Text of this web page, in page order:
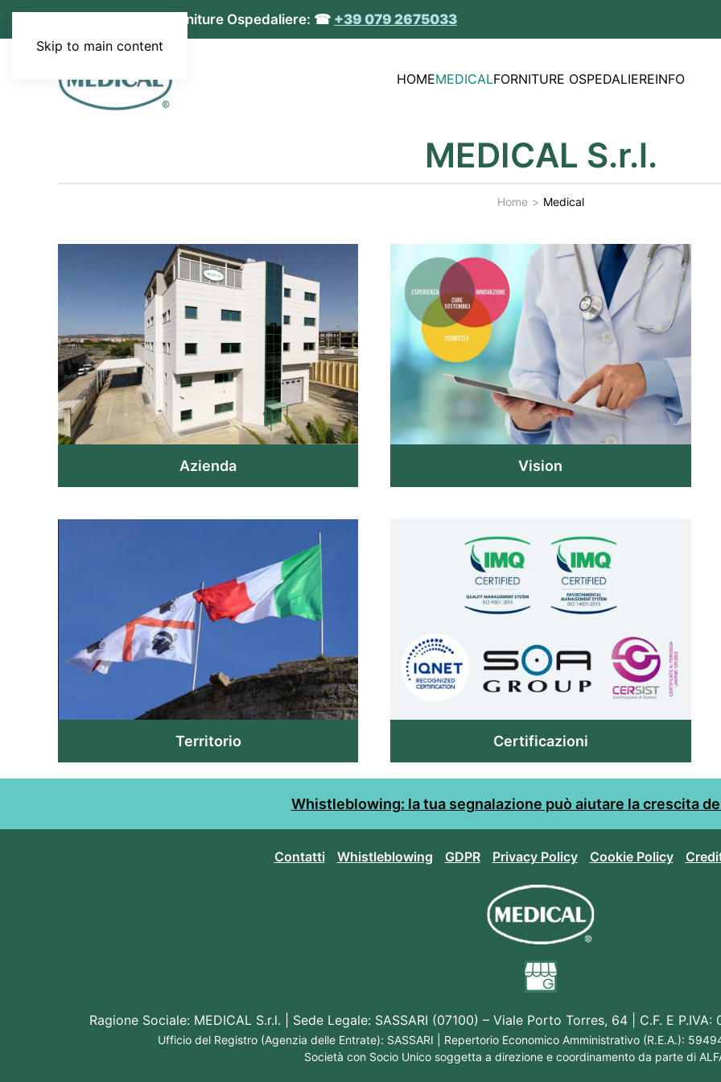
Skip to main content
MEDICAL S.r.l. - Forniture Ospedaliere: ☎ +39 079 2675033
HOMEMEDICALFORNITURE OSPEDALIEREINFO
MEDICAL S.r.l.
Home Medical
Azienda Vision
Territorio Certificazioni
Whistleblowing: la tua segnalazione può aiutare la crescita
Contatti Whistleblowing GDPR Privacy Policy Cookie Policy
Ragione Sociale: MEDICAL S.r.l. | Sede Legale: SASSARI (07100) – Viale Porto Torres, 64 | C.F. E
Ufficio del Registro (Agenzia delle Entrate): SASSARI | Repertorio Economico Amministrativo (R.E.A.):
Società con Socio Unico soggetta a direzione e coordinamento da parte di